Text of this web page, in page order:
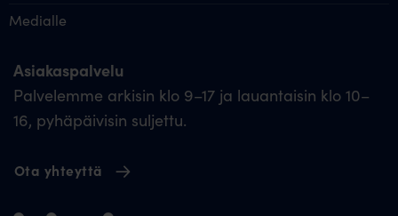
Medialle
Asiakaspalvelu
Palvelemme arkisin klo 9–17 ja lauantaisin klo 10–
16, pyhäpäivisin suljettu.
Ota yhteyttä